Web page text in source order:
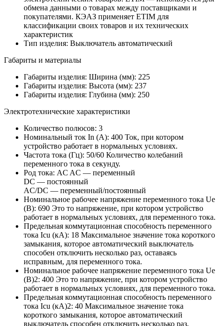
обмена данными о товарах между поставщиками и
покупателями. КЭАЗ применяет ETIM для
классификации своих товаров и их технических
характеристик
Тип изделия: Выключатель автоматический
Габариты и материалы
Габариты изделия: Ширина (мм): 225
Габариты изделия: Высота (мм): 237
Габариты изделия: Глубина (мм): 250
Электротехнические характеристики
Количество полюсов: 3
Номинальный ток In (А): 400 Ток, при котором
устройство работает в нормальных условиях.
Частота тока (Гц): 50/60 Количество колебаний
переменного тока в секунду.
Род тока: AC AC — переменный
DC — постоянный
AC/DC — переменный/постоянный
Номинальное рабочее напряжение переменного тока Ue
(В): 690 Это то напряжение, при котором устройство
работает в нормальных условиях, для переменного тока.
Предельная коммутационная способность переменного
тока Icu (кА): 18 Максимальное значение тока короткого
замыкания, которое автоматический выключатель
способен отключить несколько раз, оставаясь
исправным, для переменного тока.
Номинальное рабочее напряжение переменного тока Ue
(В)2: 400 Это то напряжение, при котором устройство
работает в нормальных условиях, для переменного тока.
Предельная коммутационная способность переменного
тока Icu (кА)2: 40 Максимальное значение тока
короткого замыкания, которое автоматический
выключатель способен отключить несколько раз,